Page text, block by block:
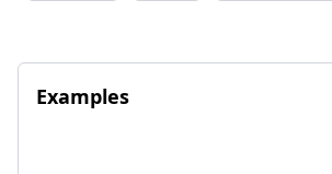
Examples